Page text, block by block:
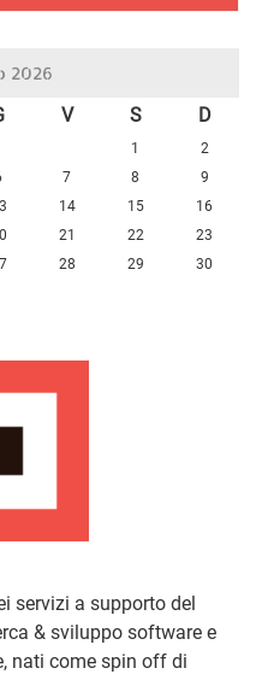
2026
V S D
1
2
7 8
9
14 15
16
21 22
23
28 29
30
servizi a supporto del
& sviluppo software e
nati come spin off di